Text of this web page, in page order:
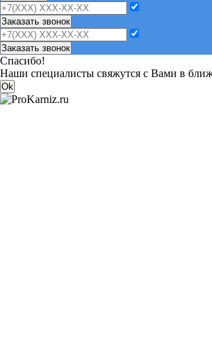
Заказать звонок
Заказать звонок
Спасибо!
Наши специалисты свяжутся с Вами в
Ok